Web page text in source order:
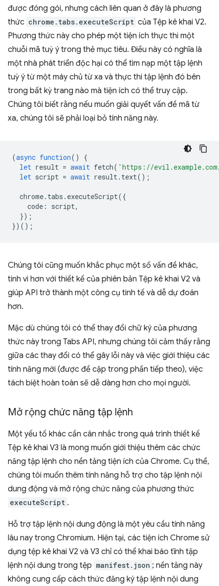
được đóng gói, nhưng cách liên quan ở đây là phương
thức chrome.tabs.executeScript của Tệp kê khai V2.
Phương thức này cho phép một tiện ích thực thi một
chuỗi mã tuỳ ý trong thẻ mục tiêu. Điều này có nghĩa là
một nhà phát triển độc hại có thể tìm nạp một tập lệnh
tuỳ ý từ một máy chủ từ xa và thực thi tập lệnh đó bên
trong bất kỳ trang nào mà tiện ích có thể truy cập.
Chúng tôi biết rằng nếu muốn giải quyết vấn đề mã từ
xa, chúng tôi sẽ phải loại bỏ tính năng này.
(async function()
{
let result = await fetch( 'https://
let script = await result. text();
chrome. tabs . executeScript({
code : script,
});
})();
Chúng tôi cũng muốn khắc phục một số vấn đề khác,
tinh vi hơn với thiết kế của phiên bản Tệp kê khai V2 và
giúp API trở thành một công cụ tinh tế và dễ dự đoán
hơn.
Mặc dù chúng tôi có thể thay đổi chữ ký của phương
thức này trong Tabs API, nhưng chúng tôi cảm thấy rằng
giữa các thay đổi có thể gây lỗi này và việc giới thiệu các
tính năng mới (được đề cập trong phần tiếp theo), việc
tách biệt hoàn toàn sẽ dễ dàng hơn cho mọi người.
Mở rộng chức năng tập lệnh
Một yếu tố khác cần cân nhắc trong quá trình thiết kế
Tệp kê khai V3 là mong muốn giới thiệu thêm các chức
năng tập lệnh cho nền tảng tiện ích của Chrome. Cụ thể,
chúng tôi muốn thêm tính năng hỗ trợ cho tập lệnh nội
dung động và mở rộng chức năng của phương thức
executeScript .
Hỗ trợ tập lệnh nội dung động là một yêu cầu tính năng
lâu nay trong Chromium. Hiện tại, các tiện ích Chrome sử
dụng tệp kê khai V2 và V3 chỉ có thể khai báo tĩnh tập
lệnh nội dung trong tệp manifest.json ; nền tảng này
không cung cấp cách thức đăng ký tập lệnh nội dung